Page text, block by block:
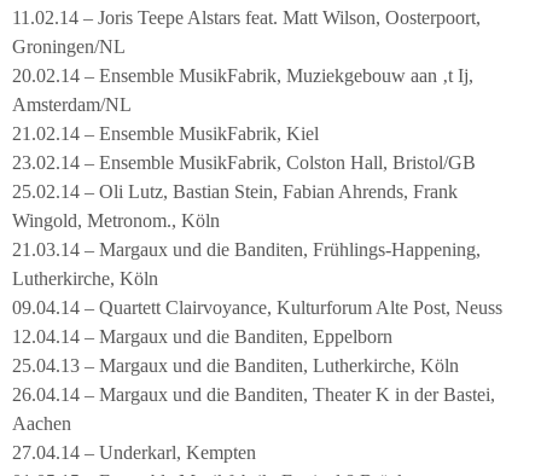
11.02.14 – Joris Teepe Alstars feat. Matt Wilson, Oosterpoort,
Groningen/NL
20.02.14 – Ensemble MusikFabrik, Muziekgebouw aan ‚t Ij,
Amsterdam/NL
21.02.14 – Ensemble MusikFabrik, Kiel
23.02.14 – Ensemble MusikFabrik, Colston Hall, Bristol/GB
25.02.14 – Oli Lutz, Bastian Stein, Fabian Ahrends, Frank
Wingold, Metronom., Köln
21.03.14 – Margaux und die Banditen, Frühlings-Happening,
Lutherkirche, Köln
09.04.14 – Quartett Clairvoyance, Kulturforum Alte Post, Neuss
12.04.14 – Margaux und die Banditen, Eppelborn
25.04.13 – Margaux und die Banditen, Lutherkirche, Köln
26.04.14 – Margaux und die Banditen, Theater K in der Bastei,
Aachen
27.04.14 – Underkarl, Kempten